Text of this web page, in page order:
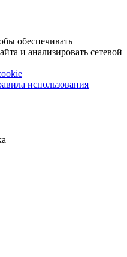
обеспечивать
и анализировать сетевой
использования